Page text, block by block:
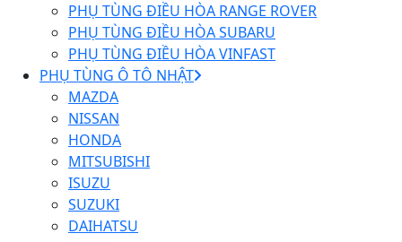
PHỤ TÙNG ĐIỀU HÒA RANGE ROVER
PHỤ TÙNG ĐIỀU HÒA SUBARU
PHỤ TÙNG ĐIỀU HÒA VINFAST
PHỤ TÙNG Ô TÔ NHẬT
MAZDA
NISSAN
HONDA
MITSUBISHI
ISUZU
SUZUKI
DAIHATSU